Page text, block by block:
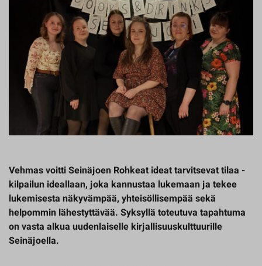
Vehmas voitti Seinäjoen Rohkeat ideat tarvitsevat tilaa -
kilpailun ideallaan, joka kannustaa lukemaan ja tekee
lukemisesta näkyvämpää, yhteisöllisempää sekä
helpommin lähestyttävää. Syksyllä toteutuva tapahtuma
on vasta alkua uudenlaiselle kirjallisuuskulttuurille
Seinäjoella.